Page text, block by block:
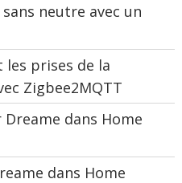
neutre avec un
prises de la
Zigbee2MQTT
dans Home
dans Home